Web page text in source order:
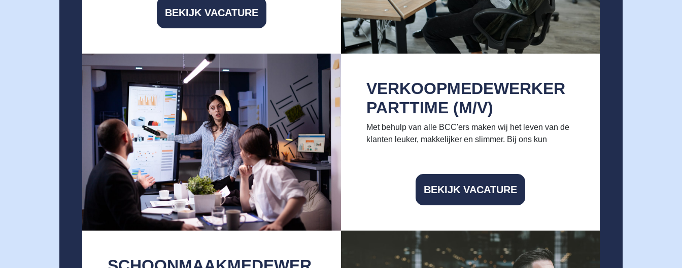
BEKIJK VACATURE
VERKOOPMEDEWERKER
PARTTIME (M/V)
Met behulp van alle BCC'ers maken wij het leven van de
klanten leuker, makkelijker en slimmer. Bij ons kun
BEKIJK VACATURE